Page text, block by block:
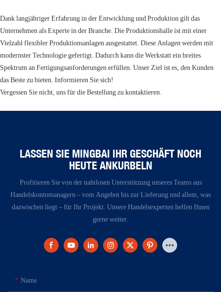
Dank langjähriger Erfahrung in der Entwicklung und Produktion gilt das
Unternehmen als Experte in der Branche. Die Produktionshalle ist mit einer
Vielzahl flexibler Produktionsanlagen ausgestattet. Diese Anlagen werden mit
modernster Technologie gefertigt. Dadurch kann die Werkstatt ein breites
Spektrum an Fertigungsanforderungen erfüllen. Unser Ziel ist es, den Kunden
das Beste zu bieten. Informieren Sie sich!
Vergessen Sie nicht, uns für die Bestellung zu kontaktieren.
LASSEN SIE MINGBAI IHR GESCHÄFT NOCH
HEUTE ANKURBELN
Profitieren Sie von der nahtlosen Unterstützung unseres Teams aus
Handelskontomanagern – vom Angebot bis zur Lieferung und allem, was
dazwischen liegt – für Ihr Projekt. Unsere Handelsexperten helfen Ihnen
gerne weiter.
Name